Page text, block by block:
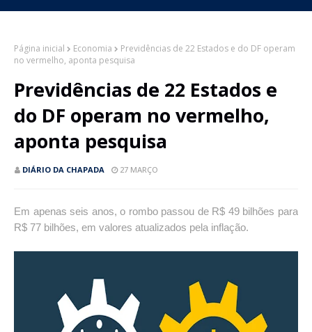
Página inicial Economia
Previdências de 22 Estados e do DF operam
no vermelho, aponta pesquisa
Previdências de 22 Estados e
do DF operam no vermelho,
aponta pesquisa
DIÁRIO DA CHAPADA 27 MARÇO
Em apenas seis anos, o rombo passou de R$ 49 bilhões para
R$ 77 bilhões, em valores atualizados pela inflação.